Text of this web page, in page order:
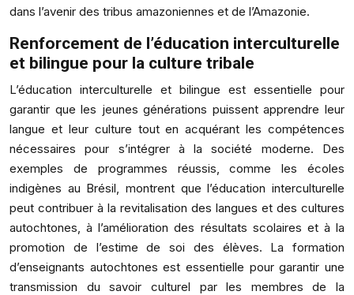
dans l’avenir des tribus amazoniennes et de l’Amazonie.
Renforcement de l’éducation interculturelle
et bilingue pour la culture tribale
L’éducation interculturelle et bilingue est essentielle pour
garantir que les jeunes générations puissent apprendre leur
langue et leur culture tout en acquérant les compétences
nécessaires pour s’intégrer à la société moderne. Des
exemples de programmes réussis, comme les écoles
indigènes au Brésil, montrent que l’éducation interculturelle
peut contribuer à la revitalisation des langues et des cultures
autochtones, à l’amélioration des résultats scolaires et à la
promotion de l’estime de soi des élèves. La formation
d’enseignants autochtones est essentielle pour garantir une
transmission du savoir culturel par les membres de la